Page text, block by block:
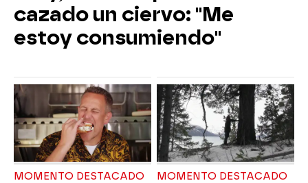
cazado un ciervo: "Me
estoy consumiendo"
MOMENTO DESTACADO MOMENTO DESTACADO